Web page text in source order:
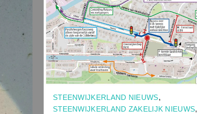
STEENWIJKERLAND NIEUWS,
STEENWIJKERLAND ZAKELIJK NIEUWS,